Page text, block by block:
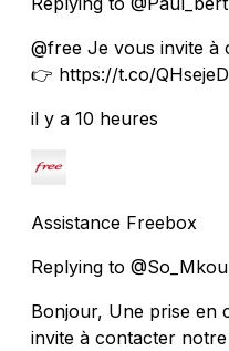
@free Je vous invite à
👉 https://t.co/
il y a 10 heures
Assistance Freebox
Replying to @So_Mkou
Bonjour, Une prise en
invite à contacter